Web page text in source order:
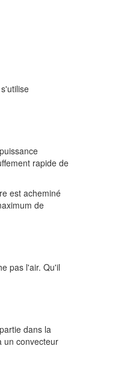
rapide de
est acheminé
de
pas l'air. Qu'il
dans la
un convecteur